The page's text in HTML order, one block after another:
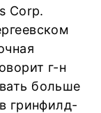
Corp.
г-н
больше
гринфилд-